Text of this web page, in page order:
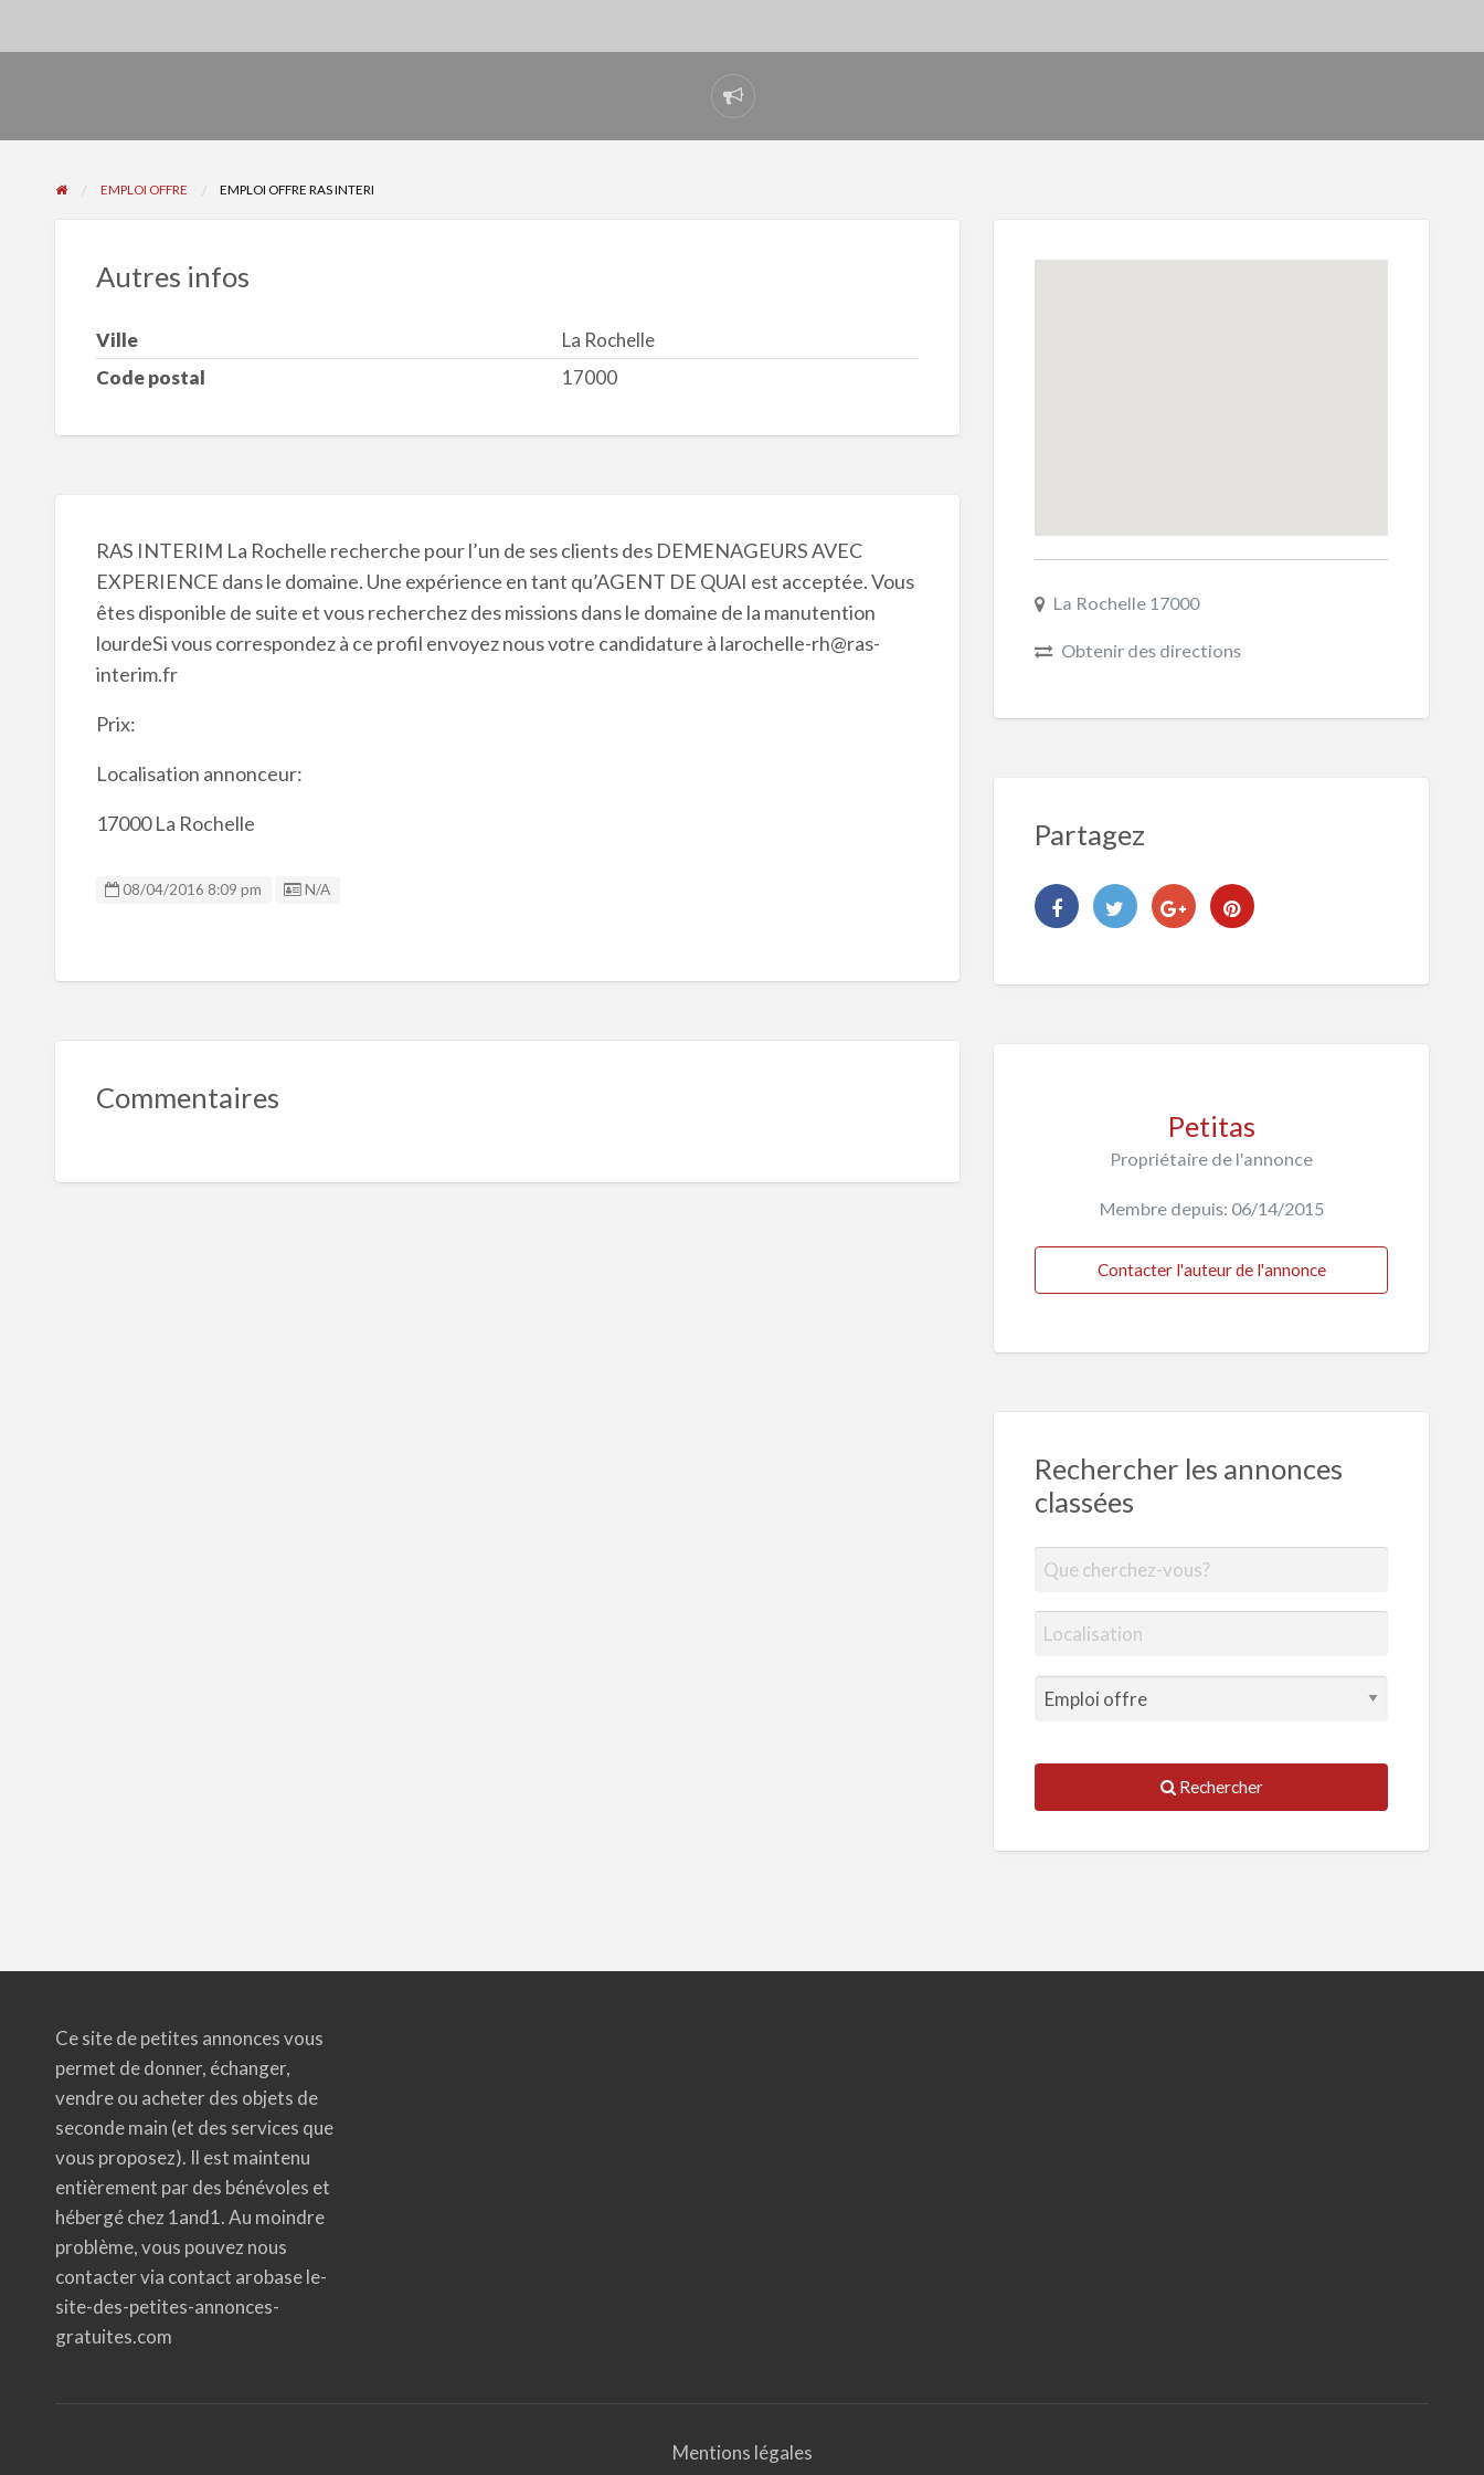
Signaler
un
EMPLOI OFFRE EMPLOI OFFRE RAS INTERI
Autres infos
Ville
La Rochelle
Code postal
17000
RAS INTERIM La Rochelle recherche pour l’un de ses clients des DEMENAGEURS AVEC
EXPERIENCE dans le domaine. Une expérience en tant qu’AGENT DE QUAI est acceptée. Vous
êtes disponible de suite et vous recherchez des missions dans le domaine de la manutention
lourdeSi vous correspondez à ce profil envoyez nous votre candidature à larochelle-rh@ras-
interim.fr
Prix:
Localisation annonceur:
17000 La Rochelle
08/04/2016 8:09 pm Listing ID
N/A
Commentaires
La Rochelle 17000
Obtenir des directions
Partagez
Petitas
Propriétaire de l'annonce
Membre depuis: 06/14/2015
Contacter l'auteur de l'annonce
Rechercher les annonces
classées
Rechercher
Ce site de petites annonces vous
permet de donner, échanger,
vendre ou acheter des objets de
seconde main (et des services que
vous proposez). Il est maintenu
entièrement par des bénévoles et
hébergé chez 1and1. Au moindre
problème, vous pouvez nous
contacter via contact arobase le-
site-des-petites-annonces-
gratuites.com
Mentions légales